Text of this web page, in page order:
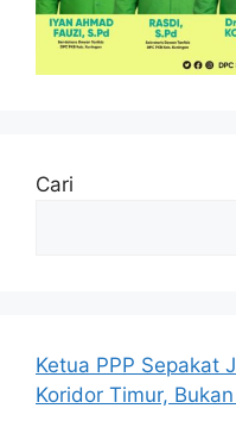
Cari
Ketua PPP Sepakat
Koridor Timur,